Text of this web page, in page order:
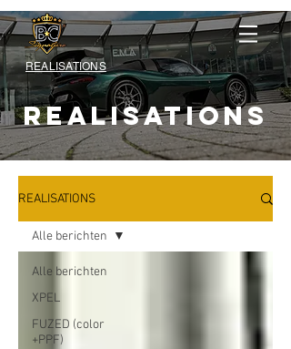
REALISATIONS
REALISATIONS
REALISATIONS
Alle berichten
XPEL
FUZED (color
+PPF)
Alle berichten